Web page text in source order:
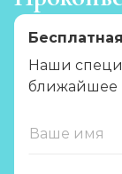
Наши
ближайшее